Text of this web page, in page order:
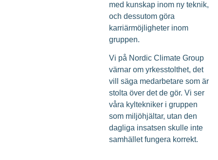
med kunskap inom ny teknik,
och dessutom göra
karriärmöjligheter inom
gruppen.
Vi på Nordic Climate Group
värnar om yrkesstolthet, det
vill säga medarbetare som är
stolta över det de gör. Vi ser
våra kyltekniker i gruppen
som miljöhjältar, utan den
dagliga insatsen skulle inte
samhället fungera korrekt.